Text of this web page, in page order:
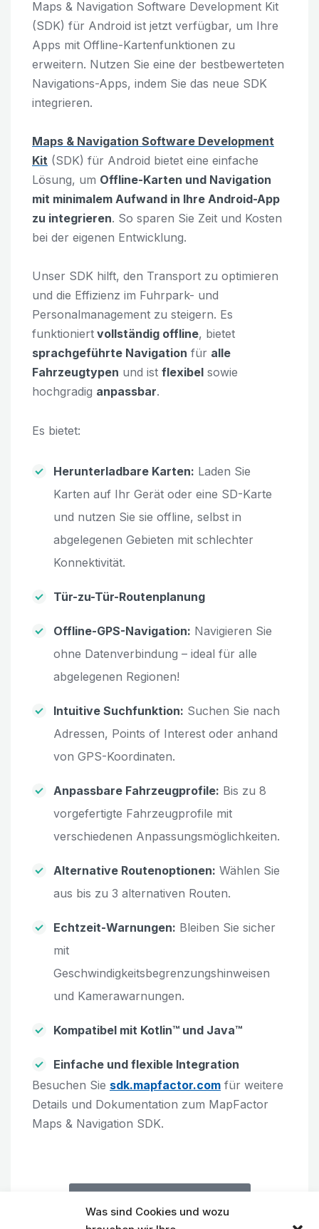
Was sind Cookies und wozu
Maps & Navigation Software Development Kit
(SDK) für Android ist jetzt verfügbar, um Ihre
Apps mit Offline-Kartenfunktionen zu
erweitern. Nutzen Sie eine der bestbewerteten
Navigations-Apps, indem Sie das neue SDK
integrieren.
Maps & Navigation Software Development
Kit (SDK) für Android bietet eine einfache
Lösung, um Offline-Karten und Navigation
mit minimalem Aufwand in Ihre Android-App
zu integrieren. So sparen Sie Zeit und Kosten
bei der eigenen Entwicklung.
Unser SDK hilft, den Transport zu optimieren
und die Effizienz im Fuhrpark- und
Personalmanagement zu steigern. Es
funktioniert vollständig offline, bietet
sprachgeführte Navigation für alle
Fahrzeugtypen und ist flexibel sowie
hochgradig anpassbar.
Es bietet:
Herunterladbare Karten: Laden Sie
Karten auf Ihr Gerät oder eine SD-Karte
und nutzen Sie sie offline, selbst in
abgelegenen Gebieten mit schlechter
Konnektivität.
Tür-zu-Tür-Routenplanung
Offline-GPS-Navigation: Navigieren Sie
ohne Datenverbindung – ideal für alle
abgelegenen Regionen!
Intuitive Suchfunktion: Suchen Sie nach
Adressen, Points of Interest oder anhand
von GPS-Koordinaten.
Anpassbare Fahrzeugprofile: Bis zu 8
vorgefertigte Fahrzeugprofile mit
verschiedenen Anpassungsmöglichkeiten.
Alternative Routenoptionen: Wählen Sie
aus bis zu 3 alternativen Routen.
Echtzeit-Warnungen: Bleiben Sie sicher
mit
Geschwindigkeitsbegrenzungshinweisen
und Kamerawarnungen.
Kompatibel mit Kotlin™ und Java™
Einfache und flexible Integration
Besuchen Sie sdk.mapfactor.com für weitere
Details und Dokumentation zum MapFactor
Maps & Navigation SDK.